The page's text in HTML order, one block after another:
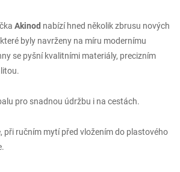
Akinod nabízí hned několik zbrusu nových
byly navrženy na míru modernímu
se pyšní kvalitními materiály, precizním
pro snadnou údržbu i na cestách.
při ručním mytí před vložením do plastového